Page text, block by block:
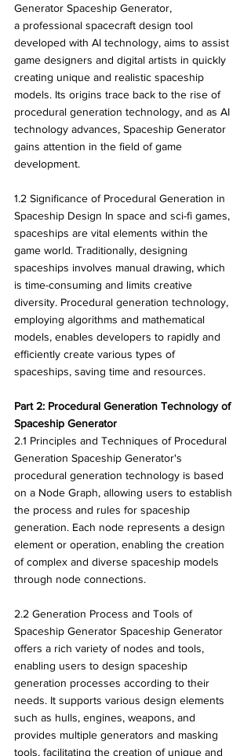
Generator Spaceship Generator,
a professional spacecraft design tool
developed with AI technology, aims to assist
game designers and digital artists in quickly
creating unique and realistic spaceship
models. Its origins trace back to the rise of
procedural generation technology, and as AI
technology advances, Spaceship Generator
gains attention in the field of game
development.
1.2 Significance of Procedural Generation in
Spaceship Design In space and sci-fi games,
spaceships are vital elements within the
game world. Traditionally, designing
spaceships involves manual drawing, which
is time-consuming and limits creative
diversity. Procedural generation technology,
employing algorithms and mathematical
models, enables developers to rapidly and
efficiently create various types of
spaceships, saving time and resources.
Part 2: Procedural Generation Technology of
Spaceship Generator
2.1 Principles and Techniques of Procedural
Generation Spaceship Generator's
procedural generation technology is based
on a Node Graph, allowing users to establish
the process and rules for spaceship
generation. Each node represents a design
element or operation, enabling the creation
of complex and diverse spaceship models
through node connections.
2.2 Generation Process and Tools of
Spaceship Generator Spaceship Generator
offers a rich variety of nodes and tools,
enabling users to design spaceship
generation processes according to their
needs. It supports various design elements
such as hulls, engines, weapons, and
provides multiple generators and masking
tools, facilitating the creation of unique and